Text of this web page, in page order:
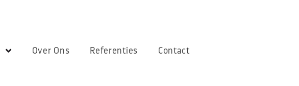
Over Ons Referenties Contact